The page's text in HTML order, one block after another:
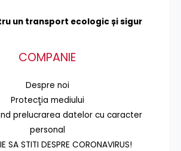
un transport ecologic și sigur
COMPANIE
Despre noi
Protecţia mediului
prelucrarea datelor cu caracter
personal
SA STITI DESPRE CORONAVIRUS!